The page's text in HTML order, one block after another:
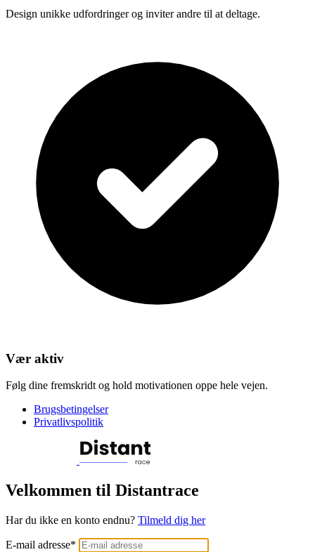
Design unikke udfordringer og inviter andre til at deltage.
Vær aktiv
Følg dine fremskridt og hold motivationen oppe hele vejen.
Brugsbetingelser
Privatlivspolitik
Velkommen til Distantrace
Har du ikke en konto endnu? Tilmeld dig her
E-mail adresse*